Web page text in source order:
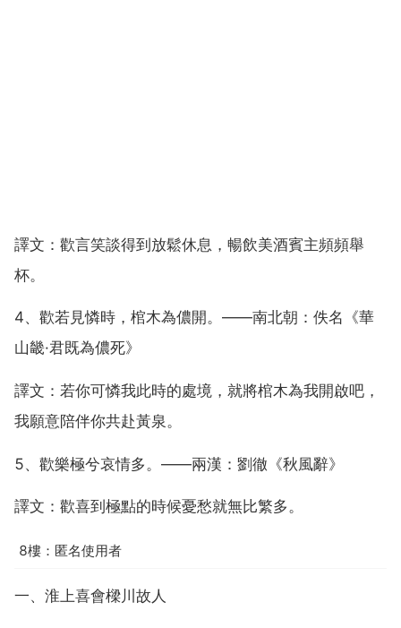
譯文：歡言笑談得到放鬆休息，暢飲美酒賓主頻頻舉
杯。
4、歡若見憐時，棺木為儂開。——南北朝：佚名《華
山畿·君既為儂死》
譯文：若你可憐我此時的處境，就將棺木為我開啟吧，
我願意陪伴你共赴黃泉。
5、歡樂極兮哀情多。——兩漢：劉徹《秋風辭》
譯文：歡喜到極點的時候憂愁就無比繁多。
8樓：匿名使用者
一、淮上喜會樑川故人